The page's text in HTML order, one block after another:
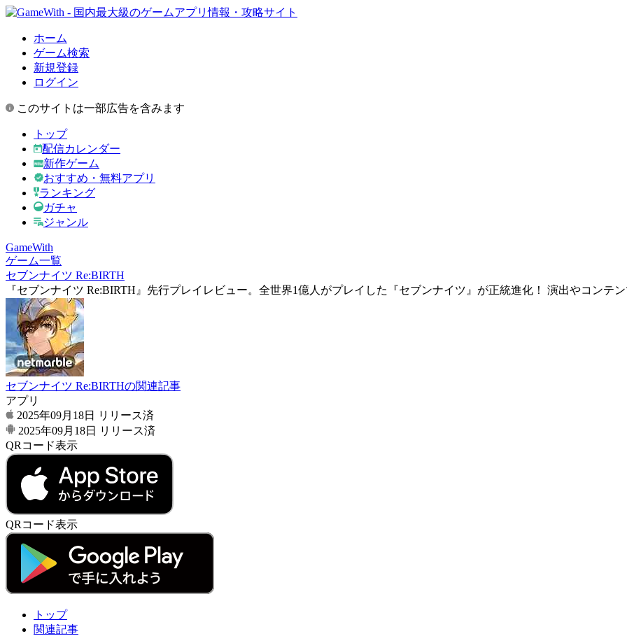
ホーム
ゲーム検索
新規登録
ログイン
このサイトは一部広告を含みます
トップ
配信カレンダー
新作ゲーム
おすすめ・無料アプリ
ランキング
ガチャ
ジャンル
GameWith
ゲーム一覧
セブンナイツ Re:BIRTH
『セブンナイツ Re:BIRTH』先行プレイレビュー。全世界1億人がプレイした『セブンナイツ』が正統進化！ 演出やコンテ
セブンナイツ Re:BIRTHの関連記事
アプリ
2025年09月18日
リリース済
2025年09月18日
リリース済
QRコード表示
QRコード表示
トップ
関連記事